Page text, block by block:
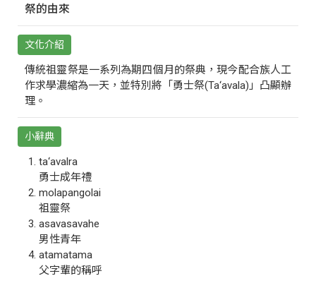
祭的由來
文化介紹
傳統祖靈祭是一系列為期四個月的祭典，現今配合族人工
作求學濃縮為一天，並特別將「勇士祭(Ta‘avala)」凸顯辦
理。
小辭典
ta‘avalra
勇士成年禮
molapangolai
祖靈祭
asavasavahe
男性青年
atamatama
父字輩的稱呼